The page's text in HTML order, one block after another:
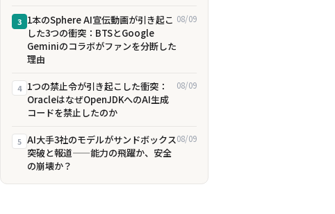
3 1本のSphere AI宣伝動画が引き起こ
した3つの衝突：BTSとGoogle
Geminiのコラボがファンを分断した
理由
08/09
4 1つの禁止令が引き起こした衝突：
OracleはなぜOpenJDKへのAI生成
コードを禁止したのか
08/09
5 AI大手3社のモデルがサンドボックス
突破と報道——能力の飛躍か、安全
の崩壊か？
08/09